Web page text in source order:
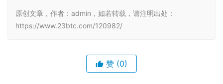
原创文章，作者：admin，如若转载，请注明出处：
https://www.23btc.com/120982/
赞 (0)